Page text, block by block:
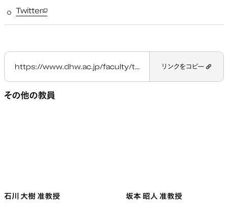
Twitter新しいタブで開く
https://www.dhw.ac.jp/faculty/teacher/matsuzaki-takeo/ リンクをコピー
その他の教員
石川 大樹 准教授 坂本 昭人 准教授